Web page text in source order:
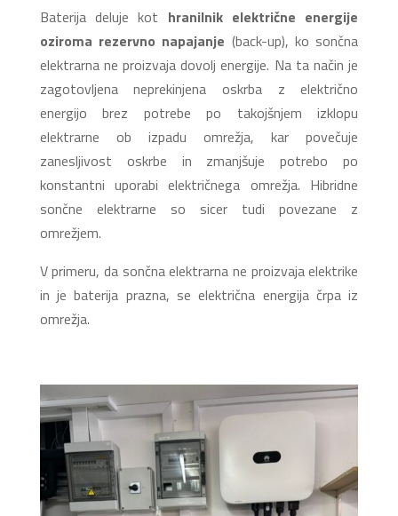
Baterija deluje kot hranilnik električne energije
oziroma rezervno napajanje (back-up), ko sončna
elektrarna ne proizvaja dovolj energije. Na ta način je
zagotovljena neprekinjena oskrba z električno
energijo brez potrebe po takojšnjem izklopu
elektrarne ob izpadu omrežja, kar povečuje
zanesljivost oskrbe in zmanjšuje potrebo po
konstantni uporabi električnega omrežja. Hibridne
sončne elektrarne so sicer tudi povezane z
omrežjem.
V primeru, da sončna elektrarna ne proizvaja elektrike
in je baterija prazna, se električna energija črpa iz
omrežja.